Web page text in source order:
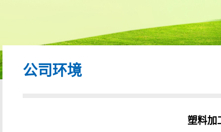
公司环境
塑料加